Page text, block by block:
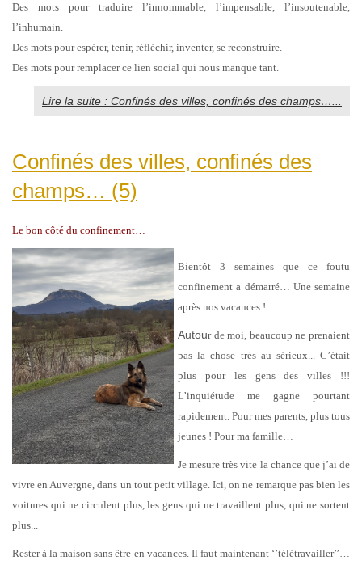
Des mots pour traduire l’innommable, l’impensable, l’insoutenable,
l’inhumain.
Des mots pour espérer, tenir, réfléchir, inventer, se reconstruire.
Des mots pour remplacer ce lien social qui nous manque tant.
Lire la suite : Confinés des villes, confinés des champs…...
Confinés des villes, confinés des
champs… (5)
Le bon côté du confinement…
Bientôt 3 semaines que ce foutu
confinement a démarré… Une semaine
après nos vacances !
Autour de moi, beaucoup ne prenaient
pas la chose très au sérieux... C’était
plus pour les gens des villes !!!
L’inquiétude me gagne pourtant
rapidement. Pour mes parents, plus tous
jeunes ! Pour ma famille…
Je mesure très vite la chance que j’ai de
vivre en Auvergne, dans un tout petit village. Ici, on ne remarque pas bien les
voitures qui ne circulent plus, les gens qui ne travaillent plus, qui ne sortent
plus...
Rester à la maison sans être en vacances. Il faut maintenant ‘’télétravailler’’…